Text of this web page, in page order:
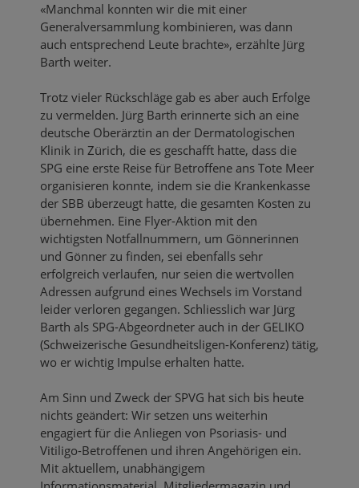
«Manchmal konnten wir die mit einer
Generalversammlung kombinieren, was dann
auch entsprechend Leute brachte», erzählte Jürg
Barth weiter.
Trotz vieler Rückschläge gab es aber auch Erfolge
zu vermelden. Jürg Barth erinnerte sich an eine
deutsche Oberärztin an der Dermatologischen
Klinik in Zürich, die es geschafft hatte, dass die
SPG eine erste Reise für Betroffene ans Tote Meer
organisieren konnte, indem sie die Krankenkasse
der SBB überzeugt hatte, die gesamten Kosten zu
übernehmen. Eine Flyer-Aktion mit den
wichtigsten Notfallnummern, um Gönnerinnen
und Gönner zu finden, sei ebenfalls sehr
erfolgreich verlaufen, nur seien die wertvollen
Adressen aufgrund eines Wechsels im Vorstand
leider verloren gegangen. Schliesslich war Jürg
Barth als SPG-Abgeordneter auch in der GELIKO
(Schweizerische Gesundheitsligen-Konferenz) tätig,
wo er wichtig Impulse erhalten hatte.
Am Sinn und Zweck der SPVG hat sich bis heute
nichts geändert: Wir setzen uns weiterhin
engagiert für die Anliegen von Psoriasis- und
Vitiligo-Betroffenen und ihren Angehörigen ein.
Mit aktuellem, unabhängigem